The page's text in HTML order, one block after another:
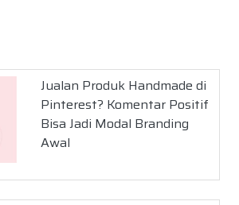
Jualan Produk Handmade di
Pinterest? Komentar Positif
Bisa Jadi Modal Branding
Awal